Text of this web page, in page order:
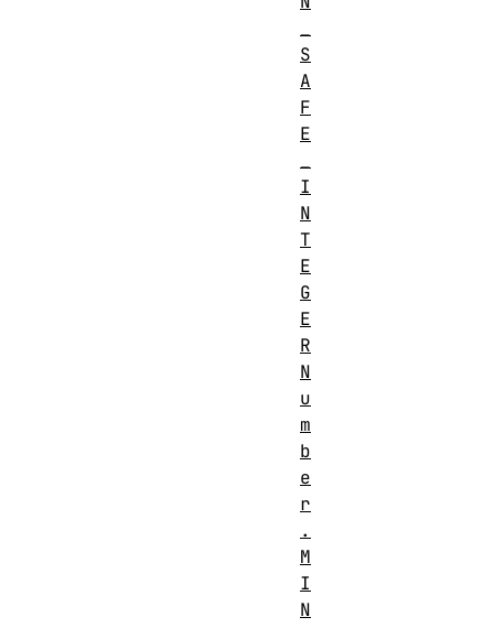
S
A
F
E
I
N
T
E
G
E
R
N
u
m
b
e
r
.
M
I
N